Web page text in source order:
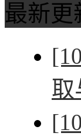
最新更
取